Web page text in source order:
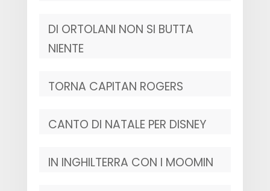
DI ORTOLANI NON SI BUTTA
NIENTE
TORNA CAPITAN ROGERS
CANTO DI NATALE PER DISNEY
IN INGHILTERRA CON I MOOMIN